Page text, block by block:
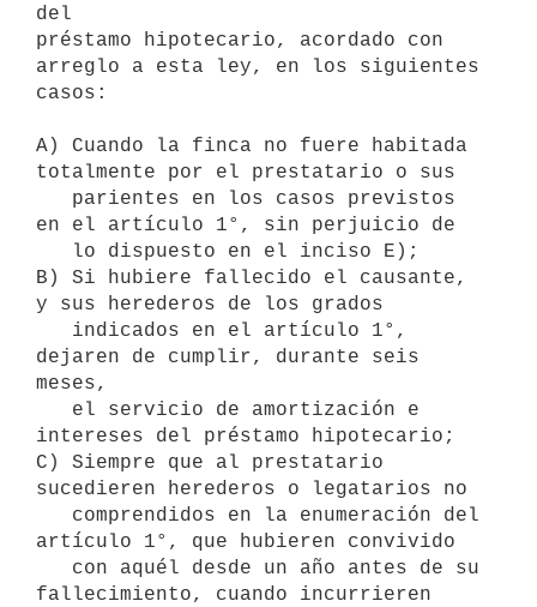
del
préstamo hipotecario, acordado con
arreglo a esta ley, en los siguientes
casos:
A) Cuando la finca no fuere habitada
totalmente por el prestatario o sus
en el artículo 1°, sin perjuicio de
B) Si hubiere fallecido el causante,
y sus herederos de los grados
dejaren de cumplir, durante seis
meses,
intereses del préstamo hipotecario;
C) Siempre que al prestatario
sucedieren herederos o legatarios no
artículo 1°, que hubieren convivido
fallecimiento, cuando incurrieren